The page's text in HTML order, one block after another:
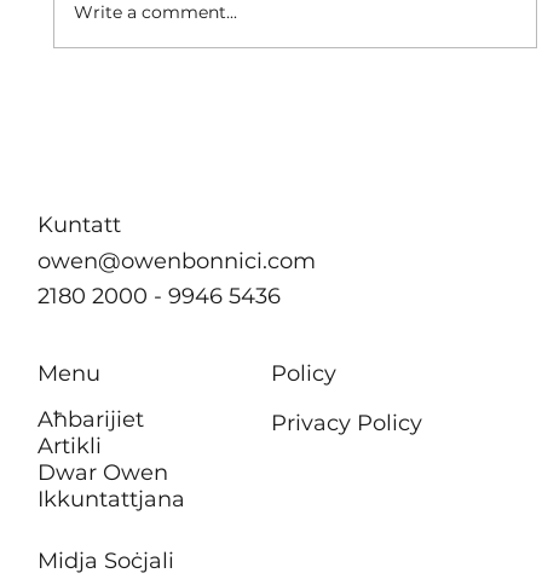
Write a comment...
Kuntatt
owen@owenbonnici.com
2180 2000 - 9946 5436
Menu
Aħbarijiet
Artikli
Dwar Owen
Ikkuntattjana
Policy
Privacy Policy
Midja Soċjali